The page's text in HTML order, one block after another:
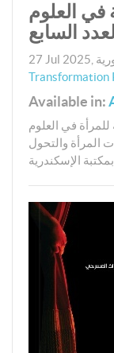
في العلوم
السابع
27 Jul 2025
Transformation
Available in:
في العلوم
المرأة والتحول